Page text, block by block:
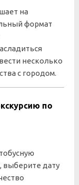
на
формат
несколько
с городом.
по
выберите дату